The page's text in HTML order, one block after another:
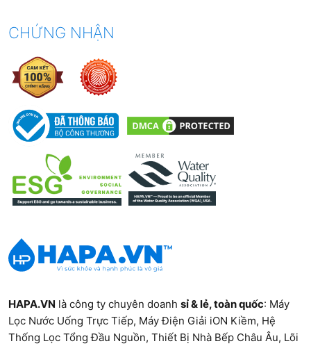
CHỨNG NHẬN
HAPA.VN là công ty chuyên doanh sỉ & lẻ, toàn quốc: Máy
Lọc Nước Uống Trực Tiếp, Máy Điện Giải iON Kiềm, Hệ
Thống Lọc Tổng Đầu Nguồn, Thiết Bị Nhà Bếp Châu Âu, Lõi